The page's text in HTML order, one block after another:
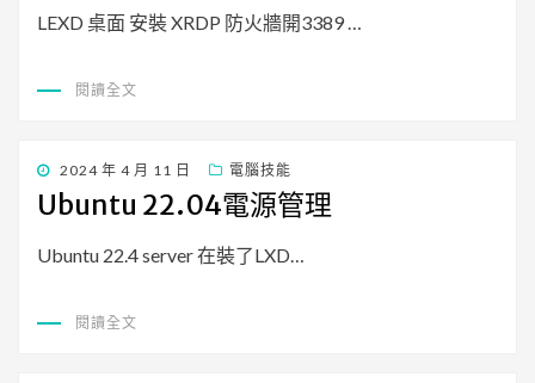
LEXD 桌面 安裝 XRDP 防火牆開3389 …
閱讀全文
發
佈
日
2024 年 4 月 11 日 電腦技能
Ubuntu 22.04電源管理
Ubuntu 22.4 server 在裝了LXD…
閱讀全文